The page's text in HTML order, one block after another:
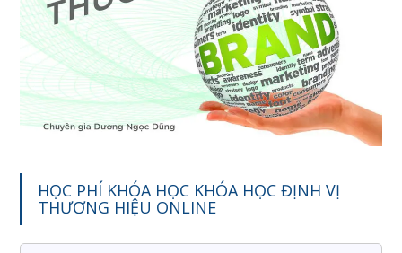
HỌC PHÍ KHÓA HỌC KHÓA HỌC ĐỊNH VỊ
THƯƠNG HIỆU ONLINE